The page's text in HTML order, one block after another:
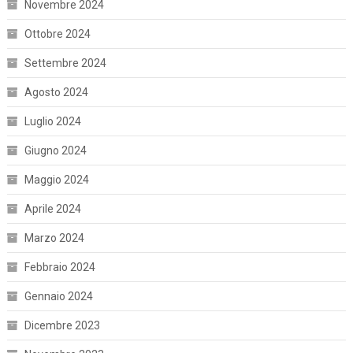
Novembre 2024
Ottobre 2024
Settembre 2024
Agosto 2024
Luglio 2024
Giugno 2024
Maggio 2024
Aprile 2024
Marzo 2024
Febbraio 2024
Gennaio 2024
Dicembre 2023